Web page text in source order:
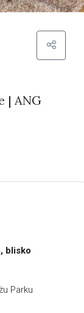
| ANG
blisko
Parku